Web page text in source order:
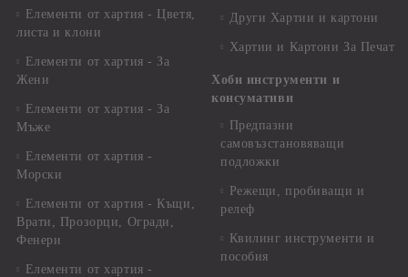
Елементи от хартия - Цветя,
листа и клони
Елементи от хартия - За
Жени
Елементи от хартия - За
Мъже
Елементи от хартия -
Морски
Елементи от хартия - Къщи,
Врати, Прозорци, Огради,
Фенери
Елементи от хартия -
Други Хартии и картони
Хартии и Картони За Печат
Хоби инструменти и
консумативи
Предпазни
самовъзстановяващи
подложки
Режещи, пробиващи и
релеф
Квилинг инструменти и
пособия